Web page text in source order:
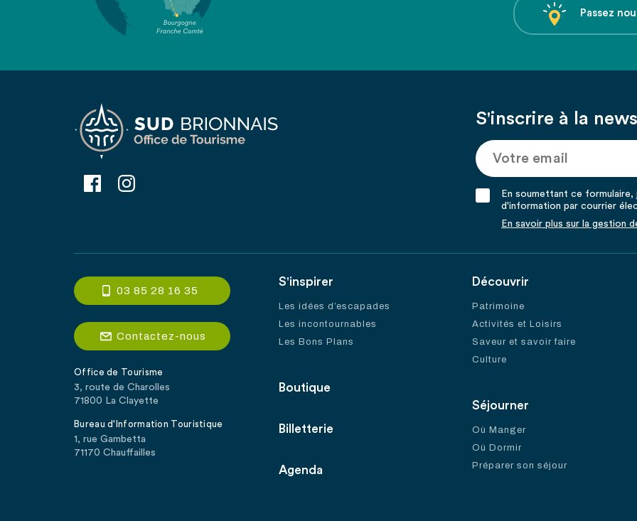
Passez
S'inscrire à la
En soumettant ce
d'information par courrier
En savoir plus sur la gestion
03 85 28 16 35
Contactez-nous
Office de Tourisme
3, route de Charolles
71800 La Clayette
Bureau d'Information Touristique
1, rue Gambetta
71170 Chauffailles
S'inspirer
Les idées d’escapades
Les incontournables
Les Bons Plans
Boutique
Billetterie
Agenda
Découvrir
Patrimoine
Activités et Loisirs
Saveur et savoir faire
Culture
Séjourner
Où Manger
Où Dormir
Préparer son séjour